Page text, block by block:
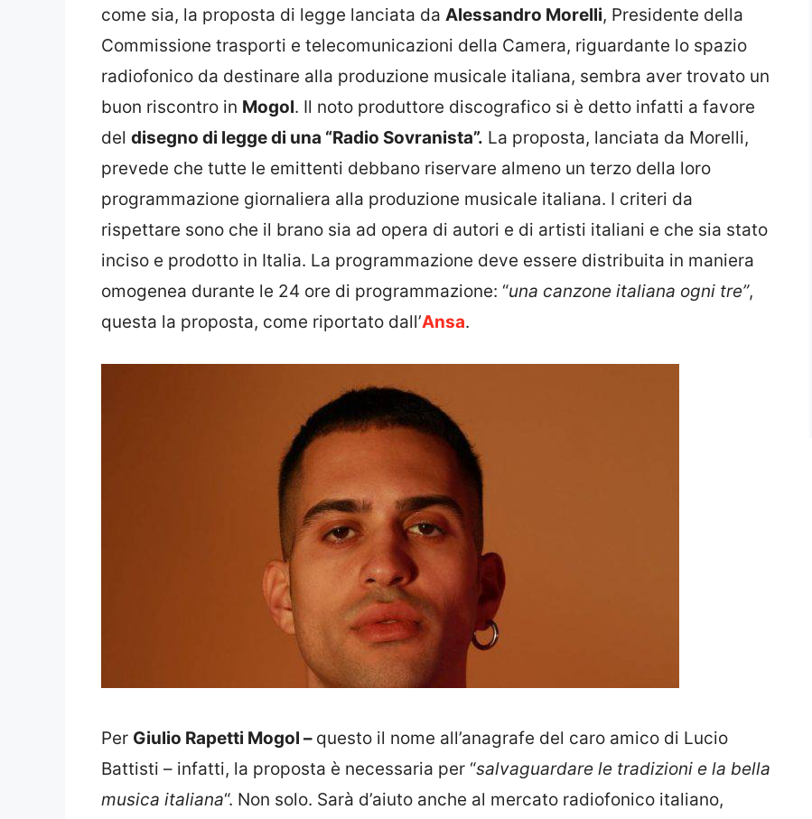
come sia, la proposta di legge lanciata da Alessandro Morelli, Presidente della
Commissione trasporti e telecomunicazioni della Camera, riguardante lo spazio
radiofonico da destinare alla produzione musicale italiana, sembra aver trovato un
buon riscontro in Mogol. Il noto produttore discografico si è detto infatti a favore
del disegno di legge di una “Radio Sovranista”. La proposta, lanciata da Morelli,
prevede che tutte le emittenti debbano riservare almeno un terzo della loro
programmazione giornaliera alla produzione musicale italiana. I criteri da
rispettare sono che il brano sia ad opera di autori e di artisti italiani e che sia stato
inciso e prodotto in Italia. La programmazione deve essere distribuita in maniera
omogenea durante le 24 ore di programmazione: “una canzone italiana ogni tre”,
questa la proposta, come riportato dall’Ansa.
Per Giulio Rapetti Mogol – questo il nome all’anagrafe del caro amico di Lucio
Battisti – infatti, la proposta è necessaria per “salvaguardare le tradizioni e la bella
musica italiana“. Non solo. Sarà d’aiuto anche al mercato radiofonico italiano,